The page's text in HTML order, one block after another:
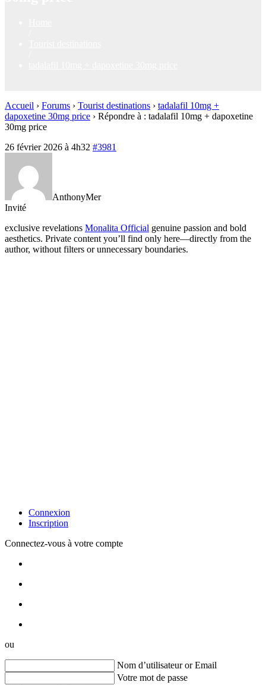
Accueil › Forums › Tourist destinations › tadalafil 10mg +
dapoxetine 30mg price › Répondre à : tadalafil 10mg + dapoxetine
30mg price
26 février 2026 à 4h32 #3981
AnthonyMer
Invité
exclusive revelations Monalita Official genuine passion and bold
aesthetics. Private content you’ll find only here—directly from the
author, without filters or unnecessary boundaries.
Connexion
Inscription
Connectez-vous à votre compte
ou
Nom d’utilisateur or Email
Votre mot de passe